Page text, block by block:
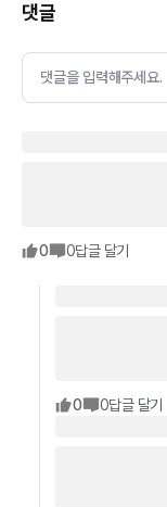
댓글
댓글을 입력해주세요.
0 0답글 달기
0 0답글 달기